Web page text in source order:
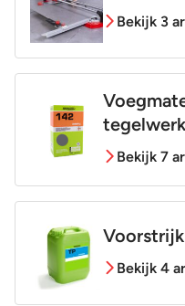
Bekijk 3
tegelwerk
Bekijk 7
Bekijk 4